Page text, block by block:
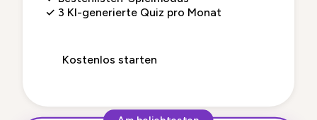
✓ 3 KI-generierte Quiz pro Monat
Kostenlos starten